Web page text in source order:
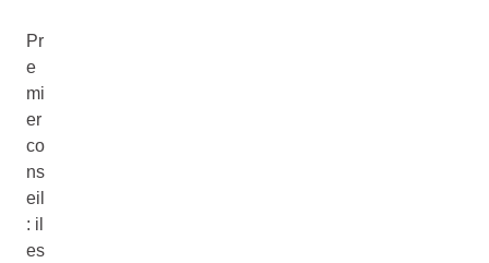
Pr
e
mi
er
co
ns
eil
: il
es